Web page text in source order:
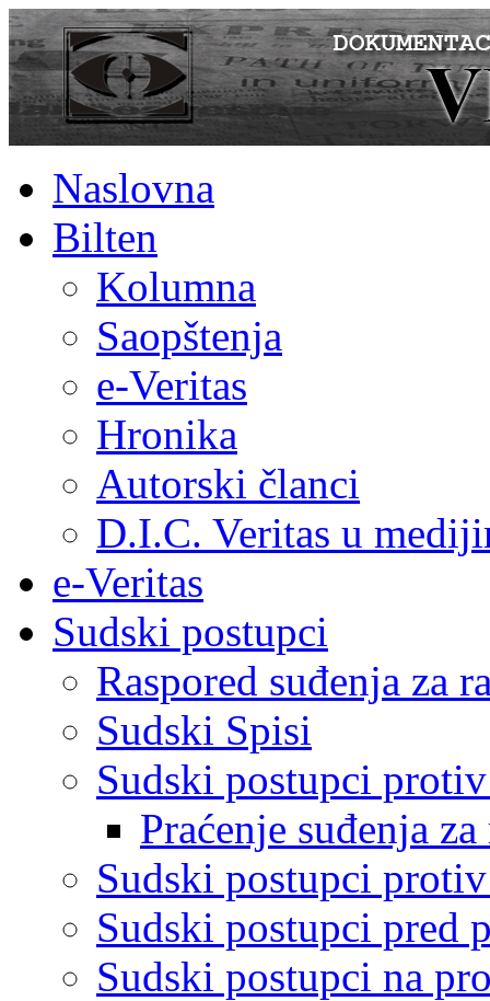
Naslovna
Bilten
Kolumna
Saopštenja
e-Veritas
Hronika
Autorski članci
D.I.C. Veritas u
e-Veritas
Sudski postupci
Raspored suđenja za
Sudski Spisi
Sudski postupci
Praćenje suđenja
Sudski postupci
Sudski postupci pred
Sudski postupci na